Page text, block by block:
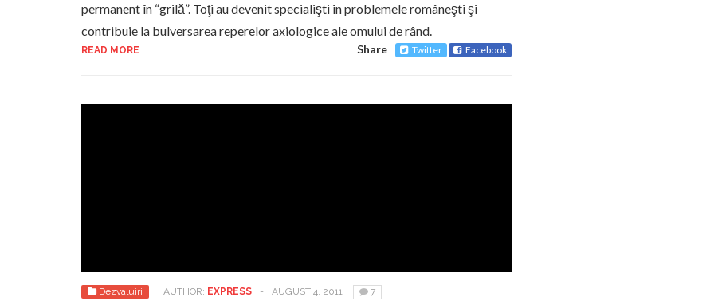
permanent în “grilă”. Toţi au devenit specialişti în problemele româneşti şi
contribuie la bulversarea reperelor axiologice ale omului de rând.
READ MORE Share Twitter Facebook
Dezvaluiri AUTHOR: EXPRESS - AUGUST 4, 2011 7